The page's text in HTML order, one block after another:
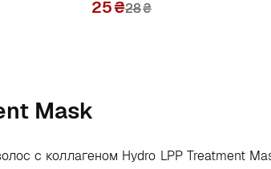
25₴28₴
Mask
с коллагеном Hydro LPP Treatment